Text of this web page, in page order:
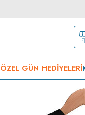
ÖZEL GÜN HEDIYELERI